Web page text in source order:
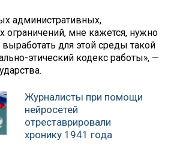
административных,
ограничений, мне кажется, нужно
для этой среды такой
этический кодекс работы», —
Журналисты при помощи
нейросетей
отреставрировали
хронику 1941 года